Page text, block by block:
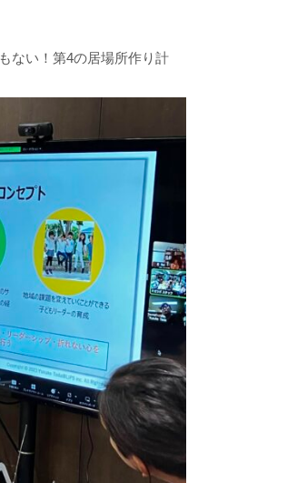
ない！第4の居場所作り計